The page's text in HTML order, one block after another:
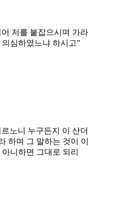
저를 붙잡으시며 가라
심하였느냐 하시고”
노니 누구든지 이 산더
하며 그 말하는 것이 이
니하면 그대로 되리